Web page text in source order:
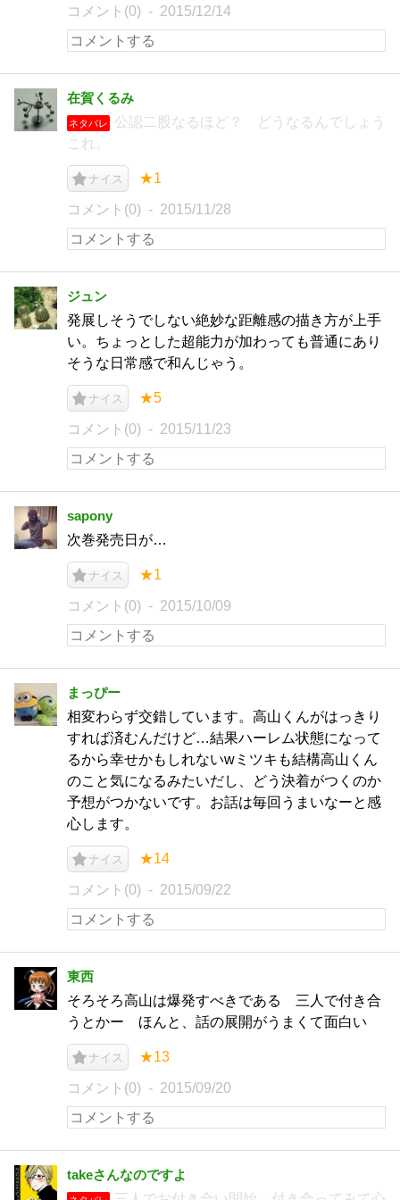
コメント(0) 2015/12/14
在賀くるみ
ネタバレ
公認二股なるほど？ どうなるんでしょう
これ。
ナイス ★1
コメント(0) 2015/11/28
ジュン
発展しそうでしない絶妙な距離感の描き方が上手
い。ちょっとした超能力が加わっても普通にあり
そうな日常感で和んじゃう。
ナイス ★5
コメント(0) 2015/11/23
sapony
次巻発売日が…
ナイス ★1
コメント(0) 2015/10/09
まっぴー
相変わらず交錯しています。高山くんがはっきり
すれば済むんだけど…結果ハーレム状態になって
るから幸せかもしれないwミツキも結構高山くん
のこと気になるみたいだし、どう決着がつくのか
予想がつかないです。お話は毎回うまいなーと感
心します。
ナイス ★14
コメント(0) 2015/09/22
東西
そろそろ高山は爆発すべきである 三人で付き合
うとかー ほんと、話の展開がうまくて面白い
ナイス ★13
コメント(0) 2015/09/20
takeさんなのですよ